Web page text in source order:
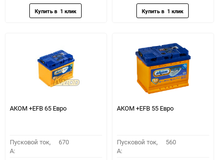
АКОМ +EFB 65 Евро
Пусковой ток,
A:
670
АКОМ +EFB 55 Евро
Пусковой ток,
A:
560